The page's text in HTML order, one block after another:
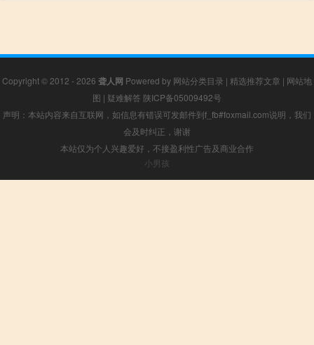
Copyright © 2012 - 2026 聋人网 Powered by 网站分类目录 | 精选推荐文章 | 网站地
图 | 疑难解答 陕ICP备05009492号
声明：本站内容来自互联网，如信息有错误可发邮件到f_fb#foxmail.com说明，我们
会及时纠正，谢谢
本站仅为个人兴趣爱好，不接盈利性广告及商业合作
小男孩